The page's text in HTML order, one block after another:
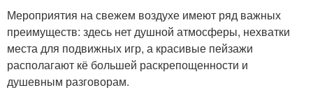
Мероприятия на свежем воздухе имеют ряд важных
преимуществ: здесь нет душной атмосферы, нехватки
места для подвижных игр, а красивые пейзажи
располагают кё большей раскрепощенности и
душевным разговорам.